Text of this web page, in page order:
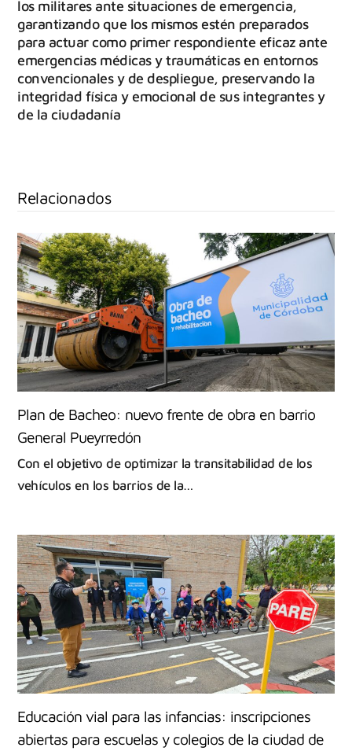
los militares ante situaciones de emergencia,
garantizando que los mismos estén preparados
para actuar como primer respondiente eficaz ante
emergencias médicas y traumáticas en entornos
convencionales y de despliegue, preservando la
integridad física y emocional de sus integrantes y
de la ciudadanía
Relacionados
Plan de Bacheo: nuevo frente de obra en barrio
General Pueyrredón
Con el objetivo de optimizar la transitabilidad de los
vehículos en los barrios de la…
Educación vial para las infancias: inscripciones
abiertas para escuelas y colegios de la ciudad de